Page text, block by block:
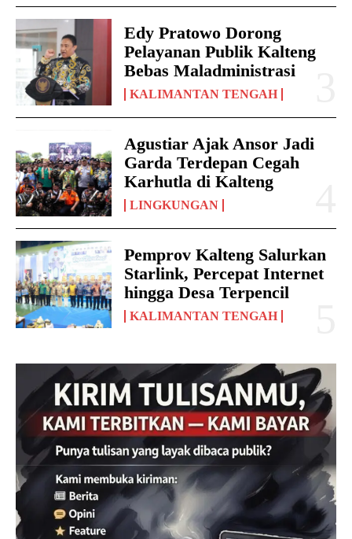
Edy Pratowo Dorong
Pelayanan Publik Kalteng
Bebas Maladministrasi
KALIMANTAN TENGAH
Agustiar Ajak Ansor Jadi
Garda Terdepan Cegah
Karhutla di Kalteng
LINGKUNGAN
Pemprov Kalteng Salurkan
Starlink, Percepat Internet
hingga Desa Terpencil
KALIMANTAN TENGAH